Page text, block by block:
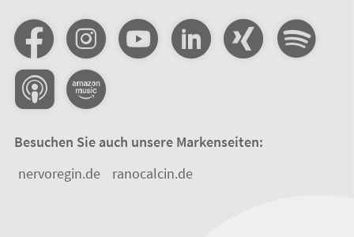
Besuchen Sie auch unsere Markenseiten:
nervoregin.de
ranocalcin.de